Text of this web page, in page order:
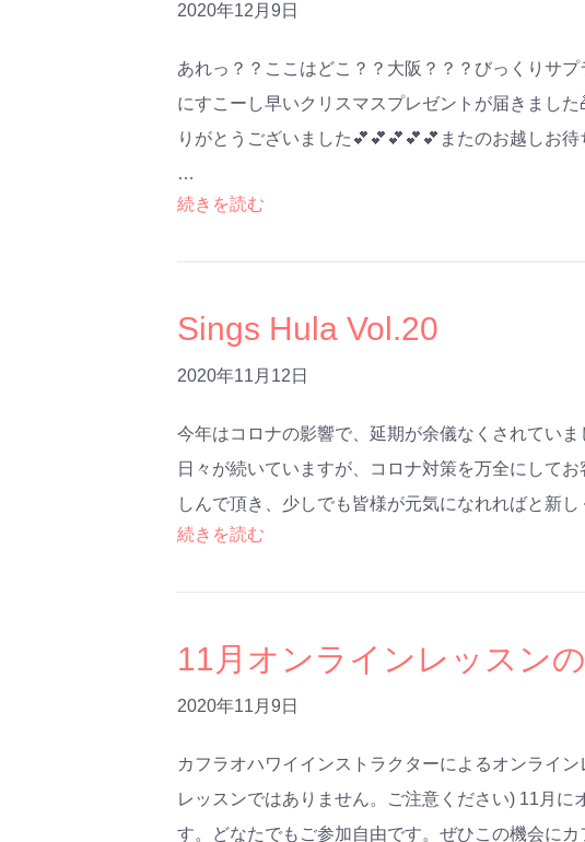
2020年12月9日
あれっ？？ここはどこ？？大阪？？？びっくりサ
にすこーし早いクリスマスプレゼントが届きまし
りがとうございました💕💕💕💕💕またのお越しお待
…
続きを読む
Sings Hula Vol.20
2020年11月12日
今年はコロナの影響で、延期が余儀なくされてい
日々が続いていますが、コロナ対策を万全にして
しんで頂き、少しでも皆様が元気になれればと新
続きを読む
11月オンラインレッスン
2020年11月9日
カフラオハワイインストラクターによるオンライ
レッスンではありません。ご注意ください) 11月に
す。どなたでもご参加自由です。ぜひこの機会に